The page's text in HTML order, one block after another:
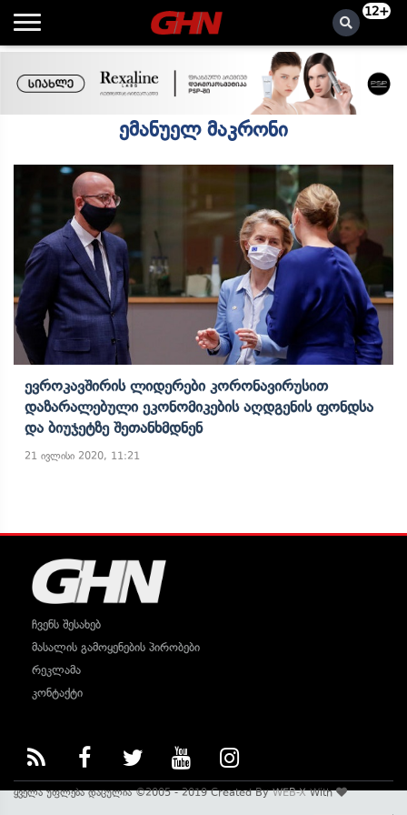
12+
ემანუელ მაკრონი
Ევროკავშირის Ლიდერები Კორონავირუსით
Დაზარალებული Ეკონომიკების Აღდგენის Ფონდსა
Და Ბიუჯეტზე Შეთანხმდნენ
21 ივლისი 2020, 11:21
ჩვენს შესახებ
მასალის გამოყენების პირობები
რეკლამა
კონტაქტი
ყველა უფლება დაცულია ©2005 - 2019 Created ByWEB-XWith